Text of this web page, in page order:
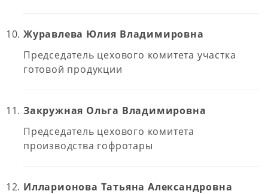
Журавлева Юлия Владимировна
Председатель цехового комитета участка
готовой продукции
Закружная Ольга Владимировна
Председатель цехового комитета
производства гофротары
Илларионова Татьяна Александровна